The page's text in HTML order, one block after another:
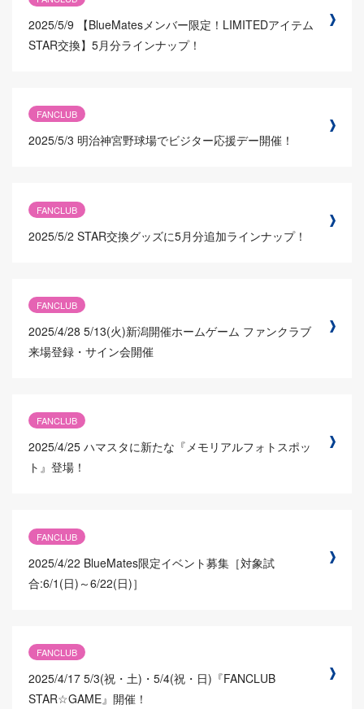
2025/5/9
【BlueMatesメンバー限定！LIMITEDアイテム
STAR交換】5月分ラインナップ！
FANCLUB
2025/5/3 明治神宮野球場でビジター応援デー開催！
FANCLUB
2025/5/2 STAR交換グッズに5月分追加ラインナップ！
FANCLUB
2025/4/28 5/13(火)新潟開催ホームゲーム ファンクラブ
来場登録・サイン会開催
FANCLUB
2025/4/25 ハマスタに新たな『メモリアルフォトスポッ
ト』登場！
FANCLUB
2025/4/22 BlueMates限定イベント募集［対象試
合:6/1(日)～6/22(日)］
FANCLUB
2025/4/17 5/3(祝・土)・5/4(祝・日)『FANCLUB
STAR☆GAME』開催！